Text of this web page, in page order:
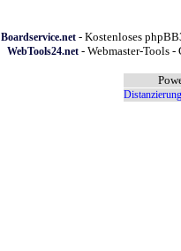
Boardservice.net- Kostenloses
WebTools24.net- Webmaster-Tools -